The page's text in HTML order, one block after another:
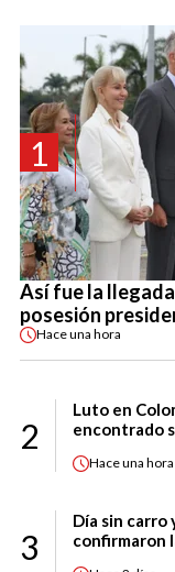
1
Así fue la
posesión
Haceuna hora
2
Luto en
encontrado
Haceuna hora
3
Día sin carro
confirmaron